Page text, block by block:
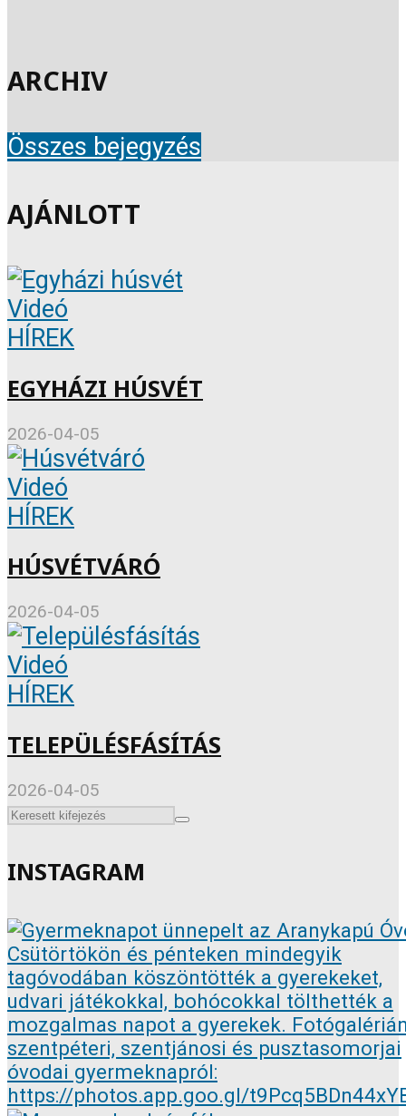
ARCHIV
Összes bejegyzés
AJÁNLOTT
Videó
HÍREK
EGYHÁZI HÚSVÉT
2026-04-05
Videó
HÍREK
HÚSVÉTVÁRÓ
2026-04-05
Videó
HÍREK
TELEPÜLÉSFÁSÍTÁS
2026-04-05
INSTAGRAM